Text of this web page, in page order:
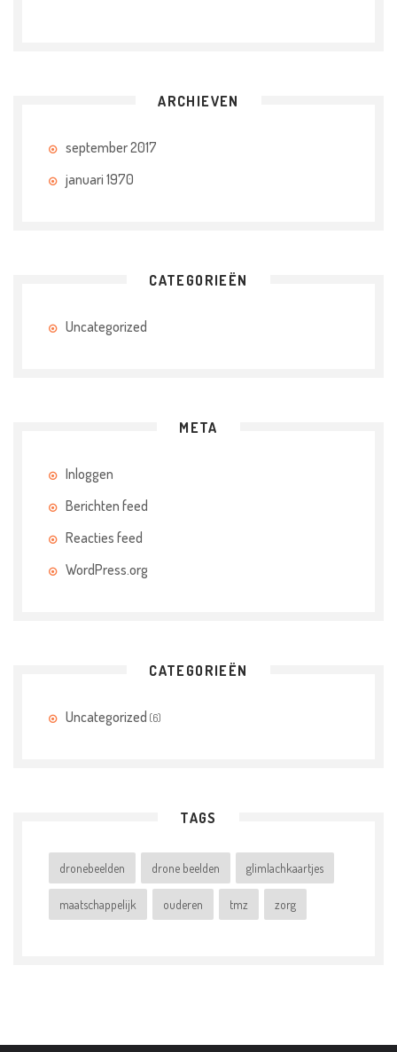
ARCHIEVEN
september 2017
januari 1970
CATEGORIEËN
Uncategorized
META
Inloggen
Berichten feed
Reacties feed
WordPress.org
CATEGORIEËN
Uncategorized (6)
TAGS
dronebeelden drone beelden glimlachkaartjes
maatschappelijk ouderen tmz zorg